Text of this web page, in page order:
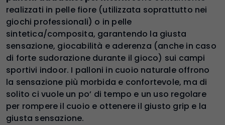
realizzati in pelle fiore (utilizzata soprattutto nei
giochi professionali) o in pelle
sintetica/composita, garantendo la giusta
sensazione, giocabilità e aderenza (anche in caso
di forte sudorazione durante il gioco) sui campi
sportivi indoor. I palloni in cuoio naturale offrono
la sensazione più morbida e confortevole, ma di
solito ci vuole un po’ di tempo e un uso regolare
per rompere il cuoio e ottenere il giusto grip e la
giusta sensazione.